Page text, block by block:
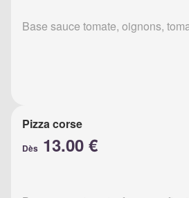
Base sauce tomate, oignons,
Pizza corse
Dès 13.00 €